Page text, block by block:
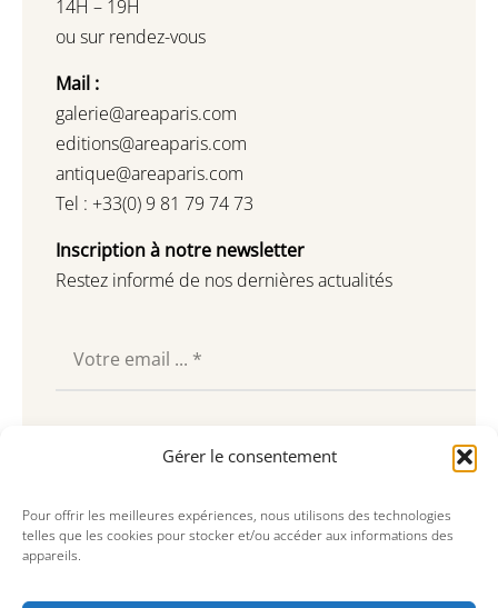
Gérer le consentement
Pour offrir les meilleures expériences, nous utilisons des technologies
telles que les cookies pour stocker et/ou accéder aux informations des
appareils.
14H – 19H
ou sur rendez-vous
Mail :
galerie@areaparis.com
editions@areaparis.com
antique@areaparis.com
Tel : +33(0) 9 81 79 74 73
Inscription à notre newsletter
Restez informé de nos dernières actualités
Souscrire